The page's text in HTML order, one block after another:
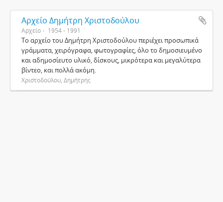
Αρχείο Δημήτρη Χριστοδούλου
Αρχείο 1954 - 1991
Το αρχείο του Δημήτρη Χριστοδούλου περιέχει προσωπικά
γράμματα, χειρόγραφα, φωτογραφίες, όλο το δημοσιευμένο
και αδημοσίευτο υλικό, δίσκους, μικρότερα και μεγαλύτερα
βίντεο, και πολλά ακόμη.
Χριστοδούλου, Δημήτρης